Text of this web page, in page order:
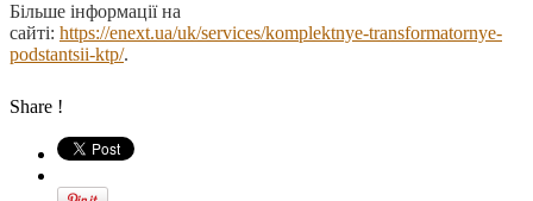
Більше інформації на
сайті: https://enext.ua/uk/services/komplektnye-transformatornye-
podstantsii-ktp/.
Share !